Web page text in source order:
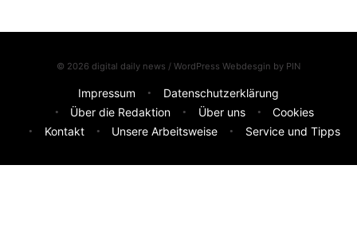
© 2026 digital daily news / WordPress Webdesgin by PIN
Impressum
Datenschutzerklärung
Über die Redaktion
Über uns
Cookies
Kontakt
Unsere Arbeitsweise Service und Tipps